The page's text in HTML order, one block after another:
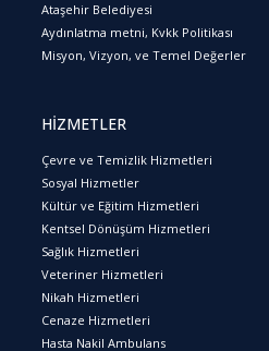
Ataşehir Belediyesi
Aydınlatma metni, Kvkk Politikası
Misyon, Vizyon, ve Temel Değerler
HİZMETLER
Çevre ve Temizlik Hizmetleri
Sosyal Hizmetler
Kültür ve Eğitim Hizmetleri
Kentsel Dönüşüm Hizmetleri
Sağlık Hizmetleri
Veteriner Hizmetleri
Nikah Hizmetleri
Cenaze Hizmetleri
Hasta Nakil Ambulans